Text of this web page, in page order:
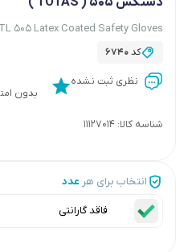
505 Latex Coated Safety Gloves
کد6740
نظری ثبت نشده
بدون
شناسه کالا: 11127014
انتخاب برای هر عدد
فاقد گارانتی